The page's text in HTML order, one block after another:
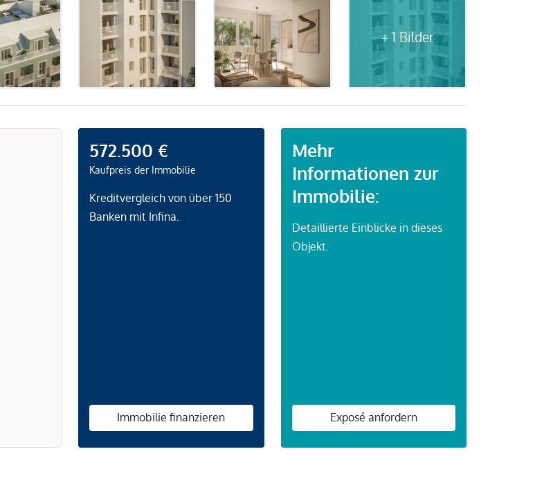
+ 1 Bilder
572.500 €
Kaufpreis der Immobilie
Kreditvergleich von über 150
Banken mit Infina.
Immobilie finanzieren
Mehr
Informationen zur
Immobilie:
Detaillierte Einblicke in dieses
Objekt.
Exposé anfordern